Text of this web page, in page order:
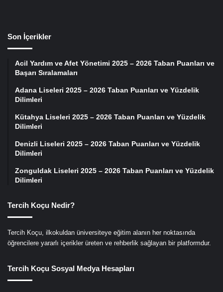
Son İçerikler
Acil Yardım ve Afet Yönetimi 2025 – 2026 Taban Puanları ve
Başarı Sıralamaları
Adana Liseleri 2025 – 2026 Taban Puanları ve Yüzdelik
Dilimleri
Kütahya Liseleri 2025 – 2026 Taban Puanları ve Yüzdelik
Dilimleri
Denizli Liseleri 2025 – 2026 Taban Puanları ve Yüzdelik
Dilimleri
Zonguldak Liseleri 2025 – 2026 Taban Puanları ve Yüzdelik
Dilimleri
Tercih Koçu Nedir?
Tercih Koçu, ilkokuldan üniversiteye eğitim alanın her noktasında
öğrencilere yararlı içerikler üreten ve rehberlik sağlayan bir platformdur.
Tercih Koçu Sosyal Medya Hesapları